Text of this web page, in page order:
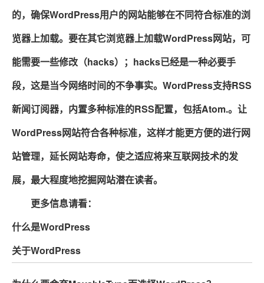
的，确保WordPress用户的网站能够在不同符合标准的浏
览器上加载。要在其它浏览器上加载WordPress网站，可
能需要一些修改（hacks）；hacks已经是一种必要手
段，这是当今网络时间的不争事实。WordPress支持RSS
新闻订阅器，内置多种标准的RSS配置，包括Atom.。让
WordPress网站符合各种标准，这样才能更方便的进行网
站管理，延长网站寿命，使之适应将来互联网技术的发
展，最大程度地挖掘网站潜在读者。
更多信息请看：
什么是WordPress
关于WordPress